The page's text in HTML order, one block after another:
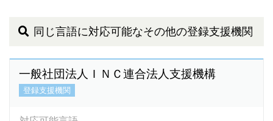
同じ言語に対応可能なその他の登録支援機関
一般社団法人ＩＮＣ連合法人支援機構
登録支援機関